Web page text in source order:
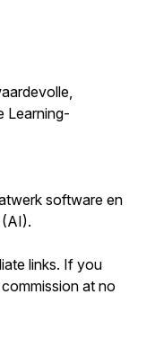
Learning-
software en
(AI).
links. If you
at no